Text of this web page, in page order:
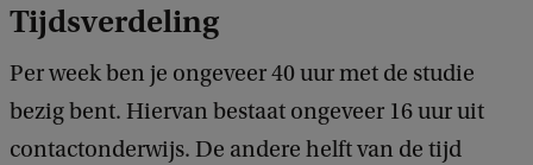
Tijdsverdeling
Per week ben je ongeveer 40 uur met de studie
bezig bent. Hiervan bestaat ongeveer 16 uur uit
contactonderwijs. De andere helft van de tijd